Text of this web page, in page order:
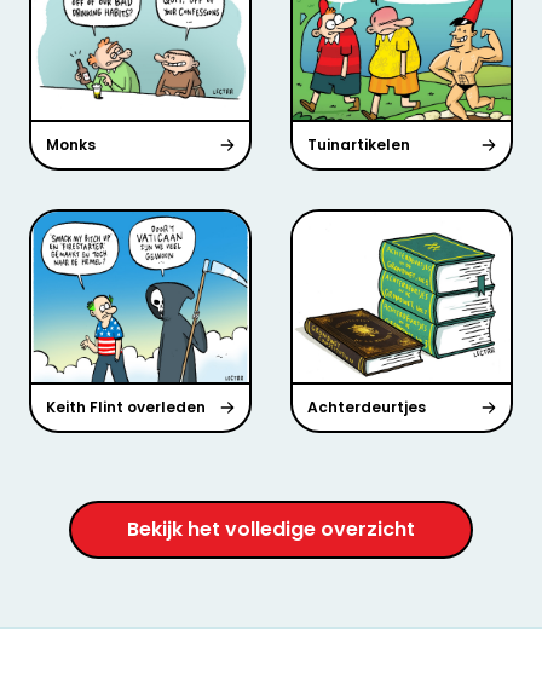
Monks Tuinartikelen
Keith Flint overleden Achterdeurtjes
Bekijk het volledige overzicht